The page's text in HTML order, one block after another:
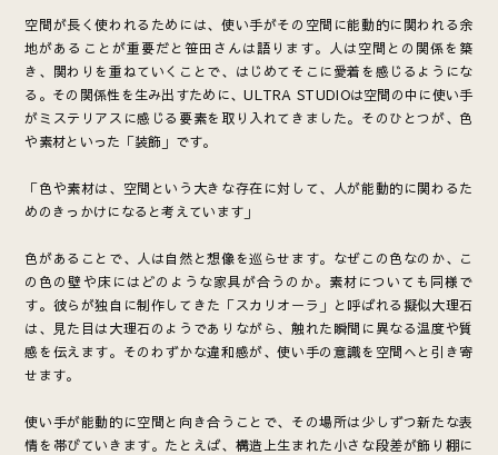
空間が長く使われるためには、使い手がその空間に能動的に関われる余
地があることが重要だと笹田さんは語ります。人は空間との関係を築
き、関わりを重ねていくことで、はじめてそこに愛着を感じるようにな
る。その関係性を生み出すために、ULTRA STUDIOは空間の中に使い手
がミステリアスに感じる要素を取り入れてきました。そのひとつが、色
や素材といった「装飾」です。
「色や素材は、空間という大きな存在に対して、人が能動的に関わるた
めのきっかけになると考えています」
色があることで、人は自然と想像を巡らせます。なぜこの色なのか、こ
の色の壁や床にはどのような家具が合うのか。素材についても同様で
す。彼らが独自に制作してきた「スカリオーラ」と呼ばれる擬似大理石
は、見た目は大理石のようでありながら、触れた瞬間に異なる温度や質
感を伝えます。そのわずかな違和感が、使い手の意識を空間へと引き寄
せます。
使い手が能動的に空間と向き合うことで、その場所は少しずつ新たな表
情を帯びていきます。たとえば、構造上生まれた小さな段差が飾り棚に